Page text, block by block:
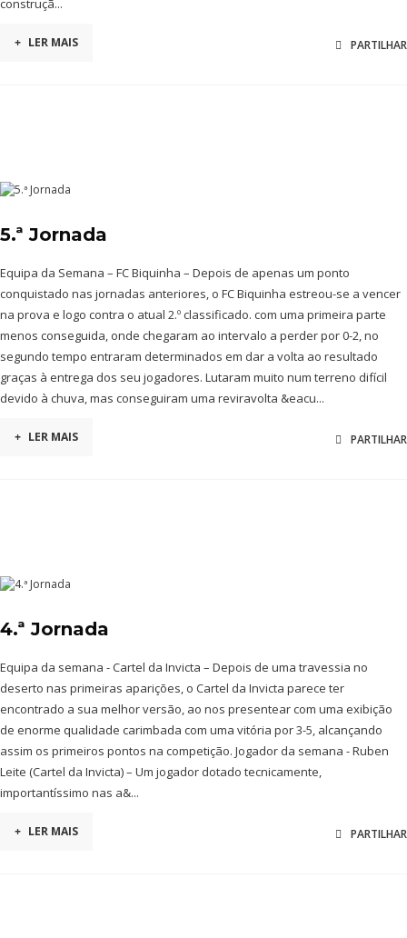
construçã...
+ LER MAIS PARTILHAR
5.ª Jornada
Equipa da Semana – FC Biquinha – Depois de apenas um ponto
conquistado nas jornadas anteriores, o FC Biquinha estreou-se a vencer
na prova e logo contra o atual 2.º classificado. com uma primeira parte
menos conseguida, onde chegaram ao intervalo a perder por 0-2, no
segundo tempo entraram determinados em dar a volta ao resultado
graças à entrega dos seu jogadores. Lutaram muito num terreno difícil
devido à chuva, mas conseguiram uma reviravolta &eacu...
+ LER MAIS PARTILHAR
4.ª Jornada
Equipa da semana - Cartel da Invicta – Depois de uma travessia no
deserto nas primeiras aparições, o Cartel da Invicta parece ter
encontrado a sua melhor versão, ao nos presentear com uma exibição
de enorme qualidade carimbada com uma vitória por 3-5, alcançando
assim os primeiros pontos na competição. Jogador da semana - Ruben
Leite (Cartel da Invicta) – Um jogador dotado tecnicamente,
importantíssimo nas a&...
+ LER MAIS PARTILHAR